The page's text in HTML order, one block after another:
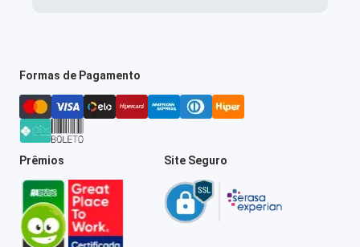
Formas de Pagamento
Prêmios Site Seguro